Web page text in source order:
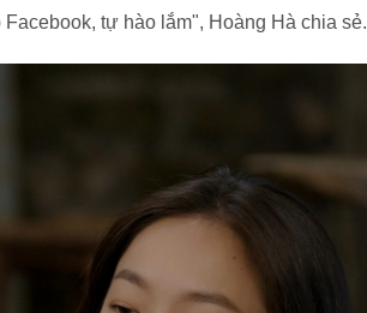
tự hào lắm", Hoàng Hà chia sẻ.